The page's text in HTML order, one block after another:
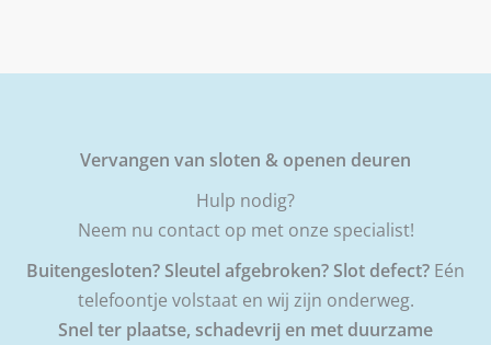
Vervangen van sloten & openen deuren
Hulp nodig?
Neem nu contact op met onze specialist!
Buitengesloten? Sleutel afgebroken? Slot defect? Eén
telefoontje volstaat en wij zijn onderweg.
Snel ter plaatse, schadevrij en met duurzame